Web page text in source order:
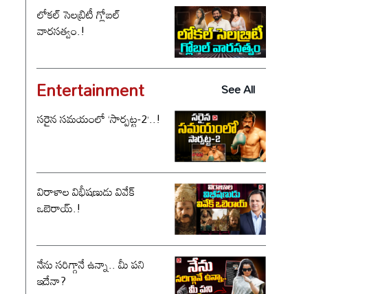
లోకల్ సెలబ్రిటీ గ్లోబల్
వారసత్వం.!
Entertainment
See All
సరైన సమయంలో ‘సార్పట్ట-2’..!
విరాళాల విభీషణుడు వివేక్
ఒబెరాయ్.!
నేను సరిగ్గానే ఉన్నా.. మీ పని
ఇదేనా?